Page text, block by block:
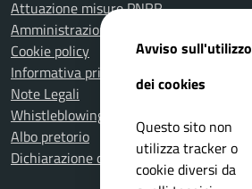
Attuazione misure PNRR
Amministrazione trasparente
Cookie policy
Informativa privacy
Note Legali
Whistleblowing
Albo pretorio
Dichiarazione di accessibilità
Avviso sull'utilizzo
dei cookies
Questo sito non
utilizza tracker o
cookie diversi da